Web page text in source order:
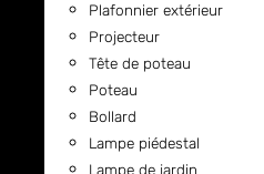
Plafonnier extérieur
Projecteur
Tête de poteau
Poteau
Bollard
Lampe piédestal
Lampe de jardin